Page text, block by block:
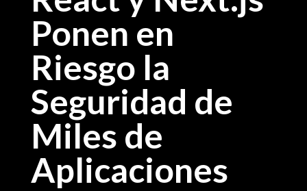
Ponen en
Riesgo la
Seguridad de
Miles de
Aplicaciones